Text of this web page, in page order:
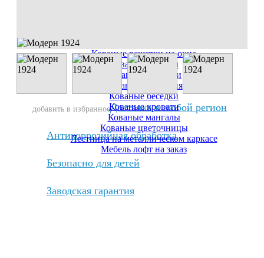
Кованые решетки на окна
Кованые люстры
Кованые этажерки
Кованые навершия
Кованые беседки
Кованые кровати
Кованые мангалы
Кованые цветочницы
Лестница на металлическом каркасе
Мебель лофт на заказ
добавить в избранноеДоставка в любой регион
Антикоррозийная обработка
Безопасно для детей
Заводская гарантия